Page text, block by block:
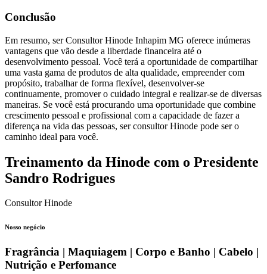
Conclusão
Em resumo, ser Consultor Hinode Inhapim MG oferece inúmeras
vantagens que vão desde a liberdade financeira até o
desenvolvimento pessoal. Você terá a oportunidade de compartilhar
uma vasta gama de produtos de alta qualidade, empreender com
propósito, trabalhar de forma flexível, desenvolver-se
continuamente, promover o cuidado integral e realizar-se de diversas
maneiras. Se você está procurando uma oportunidade que combine
crescimento pessoal e profissional com a capacidade de fazer a
diferença na vida das pessoas, ser consultor Hinode pode ser o
caminho ideal para você.
Treinamento da Hinode com o Presidente
Sandro Rodrigues
Consultor Hinode
Nosso negócio
Fragrância | Maquiagem | Corpo e Banho | Cabelo |
Nutrição e Perfomance